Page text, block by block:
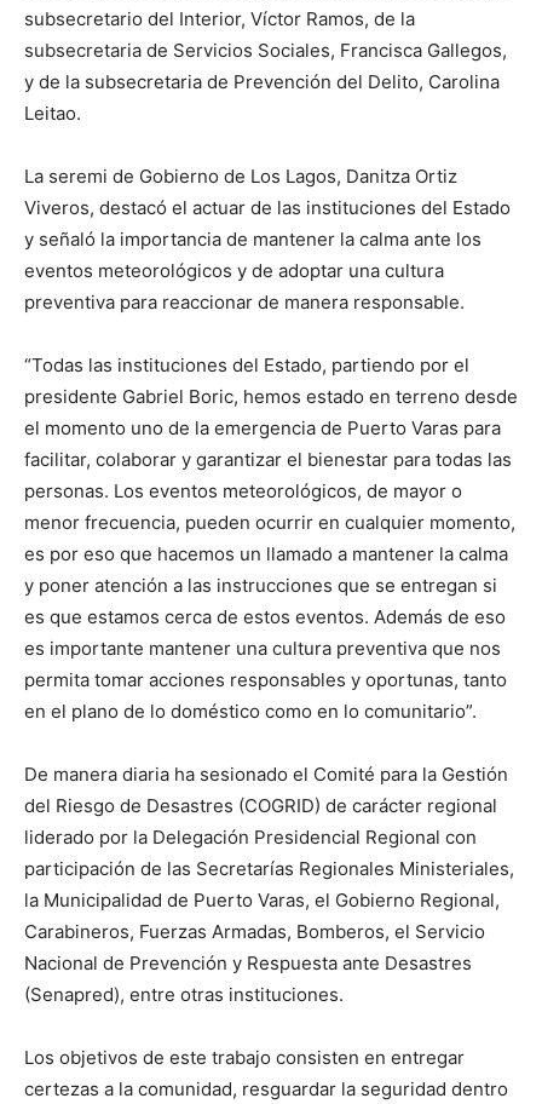
subsecretario del Interior, Víctor Ramos, de la
subsecretaria de Servicios Sociales, Francisca Gallegos,
y de la subsecretaria de Prevención del Delito, Carolina
Leitao.
La seremi de Gobierno de Los Lagos, Danitza Ortiz
Viveros, destacó el actuar de las instituciones del Estado
y señaló la importancia de mantener la calma ante los
eventos meteorológicos y de adoptar una cultura
preventiva para reaccionar de manera responsable.
“Todas las instituciones del Estado, partiendo por el
presidente Gabriel Boric, hemos estado en terreno desde
el momento uno de la emergencia de Puerto Varas para
facilitar, colaborar y garantizar el bienestar para todas las
personas. Los eventos meteorológicos, de mayor o
menor frecuencia, pueden ocurrir en cualquier momento,
es por eso que hacemos un llamado a mantener la calma
y poner atención a las instrucciones que se entregan si
es que estamos cerca de estos eventos. Además de eso
es importante mantener una cultura preventiva que nos
permita tomar acciones responsables y oportunas, tanto
en el plano de lo doméstico como en lo comunitario”.
De manera diaria ha sesionado el Comité para la Gestión
del Riesgo de Desastres (COGRID) de carácter regional
liderado por la Delegación Presidencial Regional con
participación de las Secretarías Regionales Ministeriales,
la Municipalidad de Puerto Varas, el Gobierno Regional,
Carabineros, Fuerzas Armadas, Bomberos, el Servicio
Nacional de Prevención y Respuesta ante Desastres
(Senapred), entre otras instituciones.
Los objetivos de este trabajo consisten en entregar
certezas a la comunidad, resguardar la seguridad dentro